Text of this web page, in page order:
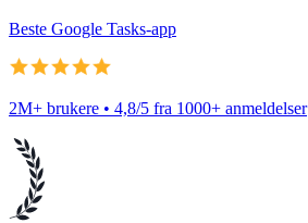
Beste Google Tasks-app
2M+ brukere • 4,8/5 fra 1000+ anmeldelser